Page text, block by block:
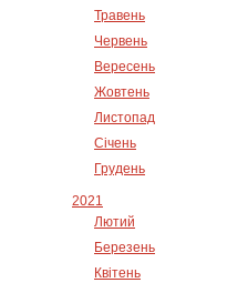
Травень
Червень
Вересень
Жовтень
Листопад
Січень
Грудень
2021
Лютий
Березень
Квітень